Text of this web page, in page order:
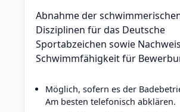
Abnahme der
Disziplinen für das Deutsche
Sportabzeichen sowie
Schwimmfähigkeit für
Möglich, sofern es der
Am besten telefonisch abklären.